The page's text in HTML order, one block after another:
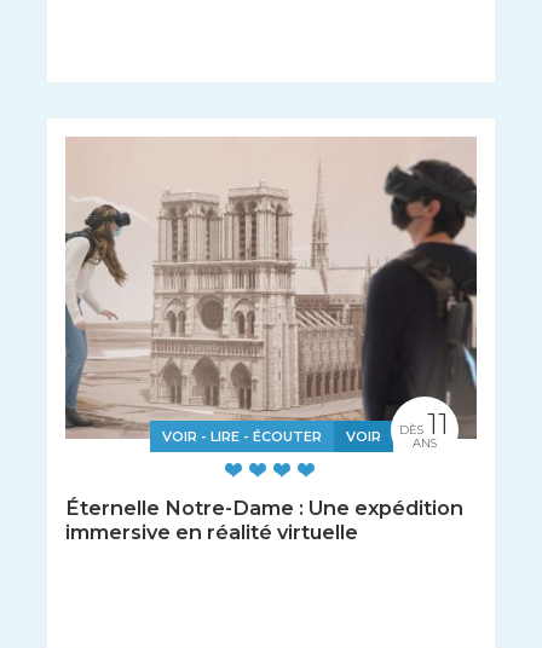
VOIR - LIRE - ÉCOUTER VOIR
Éternelle Notre-Dame : Une expédition
immersive en réalité virtuelle
DÈS 11
ANS